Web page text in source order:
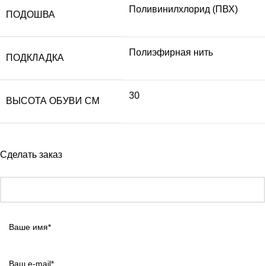
ПОДОШВА
Поливинилхлорид (ПВХ)
ПОДКЛАДКА
Полиэфирная нить
ВЫСОТА ОБУВИ СМ
30
Сделать заказ